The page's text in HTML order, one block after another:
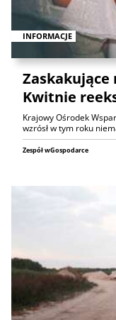
INFORMACJE
Kwitnie
Krajowy Ośrodek
wzrósł w tym roku
Zespół wGospodarce